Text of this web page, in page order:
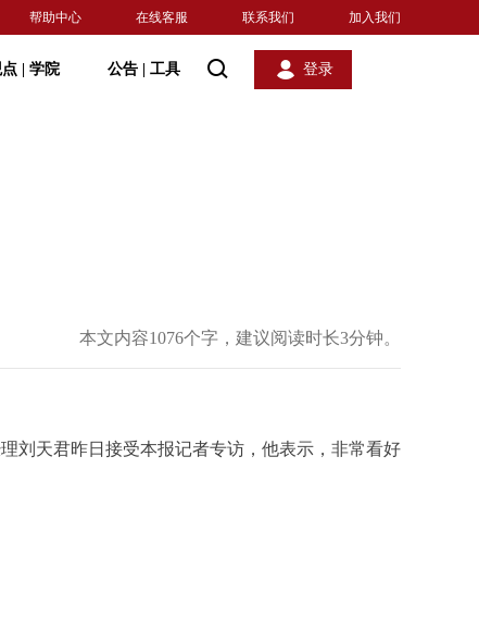
帮助中心 在线客服 联系我们 加入我们
学院 公告 工具 登录
本文内容1076个字，建议阅读时长3分钟。
刘天君昨日接受本报记者专访，他表示，非常看好